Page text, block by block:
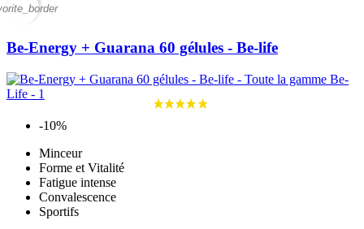
Be-Energy + Guarana 60 gélules - Be-life
-10%
Minceur
Forme et Vitalité
Fatigue intense
Convalescence
Sportifs